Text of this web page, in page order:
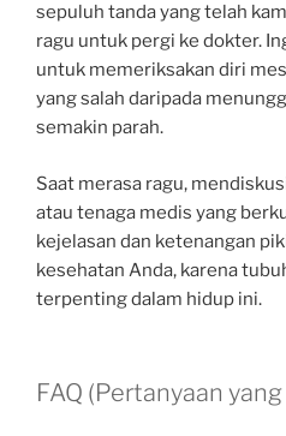
sepuluh tanda yang telah
ragu untuk pergi ke dokter.
untuk memeriksakan diri
yang salah daripada
semakin parah.
Saat merasa ragu,
atau tenaga medis yang
kejelasan dan ketenangan
kesehatan Anda, karena
terpenting dalam hidup ini.
FAQ (Pertanyaan